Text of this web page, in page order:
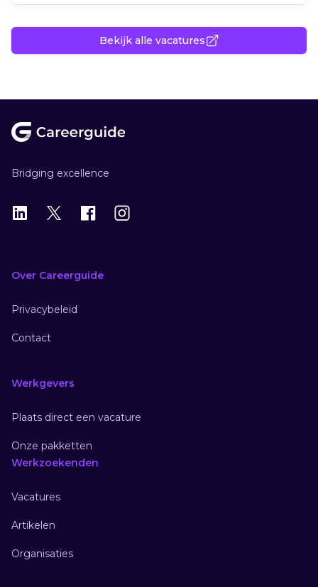
Bekijk alle vacatures
Bridging excellence
LinkedIn
X Instagram
Over Careerguide
Privacybeleid
Contact
Werkgevers
Plaats direct een vacature
Onze pakketten
Werkzoekenden
Vacatures
Artikelen
Organisaties